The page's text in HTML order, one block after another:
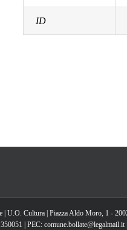
ID
| U.O. Cultura | Piazza Aldo Moro, 1 -
| PEC: comune.bollate@legalmail.it |